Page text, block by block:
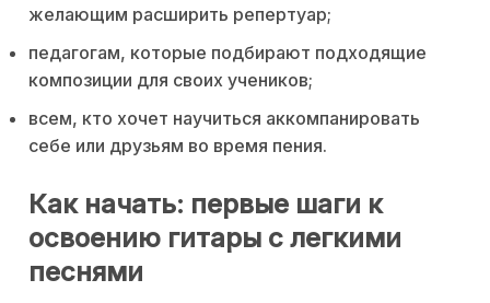
желающим расширить репертуар;
педагогам, которые подбирают подходящие
композиции для своих учеников;
всем, кто хочет научиться аккомпанировать
себе или друзьям во время пения.
Как начать: первые шаги к
освоению гитары с легкими
песнями